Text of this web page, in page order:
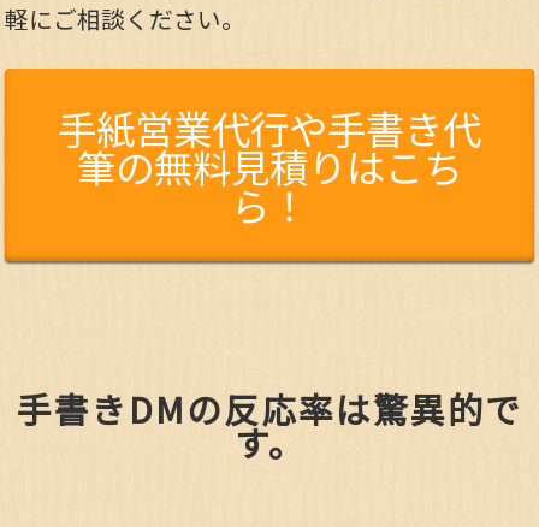
軽にご相談ください。
手紙営業代行や手書き代
筆の無料見積りはこち
ら！
手書きDMの反応率は驚異的で
す。